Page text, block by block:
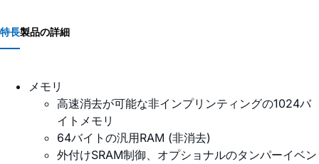
特長製品の詳細
メモリ
高速消去が可能な非インプリンティングの1024バ
イトメモリ
64バイトの汎用RAM (非消去)
外付けSRAM制御、オプショナルのタンパーイベン